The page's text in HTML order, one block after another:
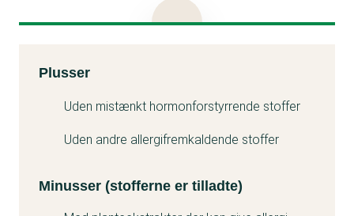
gælder også for naturlige parfumestoffer, da disse
Kemitest
Plusser
Uden mistænkt hormonforstyrrende stoffer
Uden andre allergifremkaldende stoffer
Minusser (stofferne er tilladte)